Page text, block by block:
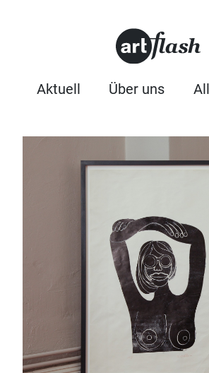
Aktuell Über uns